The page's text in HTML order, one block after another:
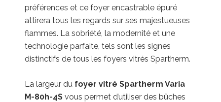
préférences et ce foyer encastrable épuré
attirera tous les regards sur ses majestueuses
flammes. La sobriété, la modernité et une
technologie parfaite, tels sont les signes
distinctifs de tous les foyers vitrés Spartherm.
La largeur du foyer vitré Spartherm Varia
M-80h-4S vous permet d’utiliser des bûches